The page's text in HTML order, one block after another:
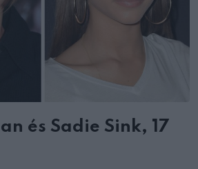
és Sadie Sink, 17